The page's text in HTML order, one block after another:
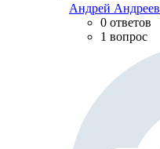
Андрей Андреев
0 ответов
1 вопрос